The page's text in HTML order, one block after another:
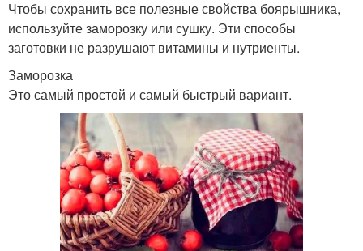
Чтобы сохранить все полезные свойства боярышника,
используйте заморозку или сушку. Эти способы
заготовки не разрушают витамины и нутриенты.
Заморозка
Это самый простой и самый быстрый вариант.